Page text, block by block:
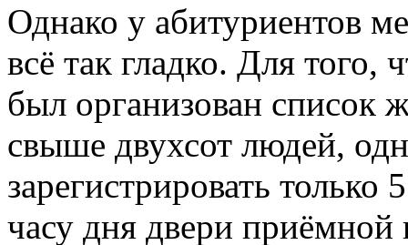
Однако у абитуриентов
всё так гладко. Для того,
был организован список
свыше двухсот людей,
зарегистрировать
часу дня двери приёмной